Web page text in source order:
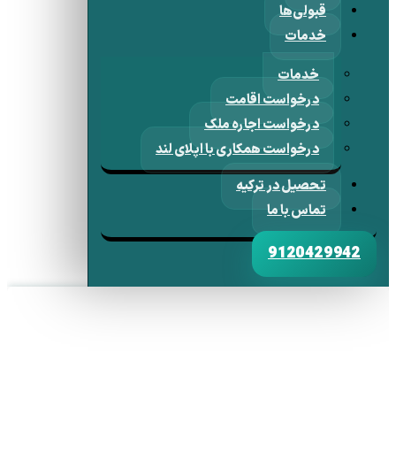
قبولی‌ها
خدمات
خدمات
درخواست اقامت
درخواست اجاره ملک
درخواست همکاری با اپلای لند
تحصیل در ترکیه
تماس با ما
9120429942